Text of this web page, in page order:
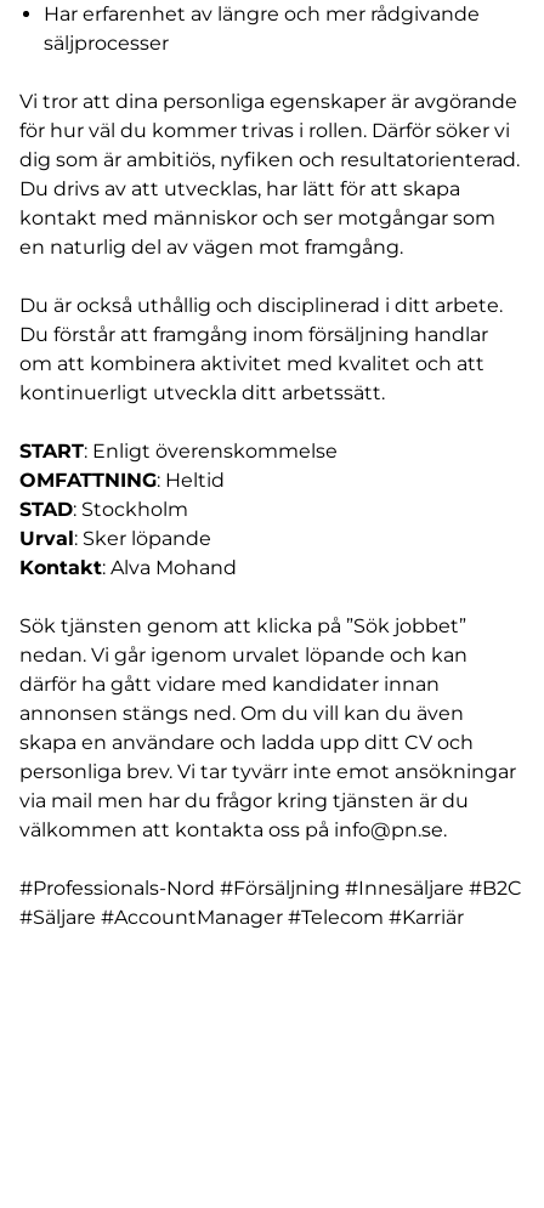
Har erfarenhet av längre och mer rådgivande
säljprocesser
Vi tror att dina personliga egenskaper är avgörande
för hur väl du kommer trivas i rollen. Därför söker vi
dig som är ambitiös, nyfiken och resultatorienterad.
Du drivs av att utvecklas, har lätt för att skapa
kontakt med människor och ser motgångar som
en naturlig del av vägen mot framgång.
Du är också uthållig och disciplinerad i ditt arbete.
Du förstår att framgång inom försäljning handlar
om att kombinera aktivitet med kvalitet och att
kontinuerligt utveckla ditt arbetssätt.
START: Enligt överenskommelse
OMFATTNING: Heltid
STAD: Stockholm
Urval: Sker löpande
Kontakt: Alva Mohand
Sök tjänsten genom att klicka på ”Sök jobbet”
nedan. Vi går igenom urvalet löpande och kan
därför ha gått vidare med kandidater innan
annonsen stängs ned. Om du vill kan du även
skapa en användare och ladda upp ditt CV och
personliga brev. Vi tar tyvärr inte emot ansökningar
via mail men har du frågor kring tjänsten är du
välkommen att kontakta oss på info@pn.se.
#Professionals-Nord #Försäljning #Innesäljare #B2C
#Säljare #AccountManager #Telecom #Karriär